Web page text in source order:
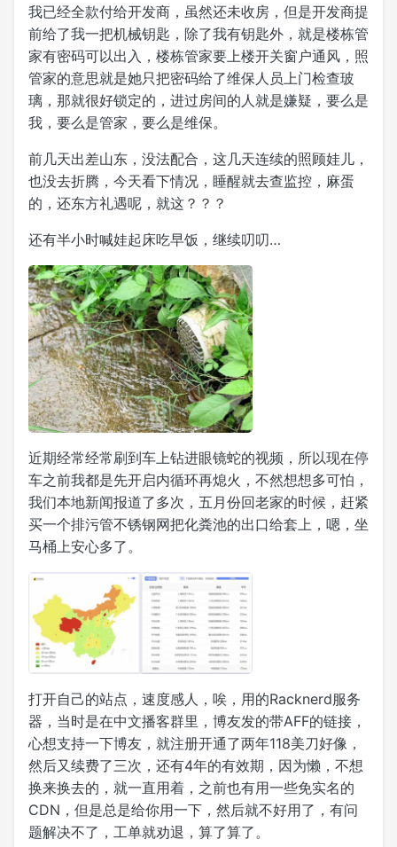
我已经全款付给开发商，虽然还未收房，但是开发商提
前给了我一把机械钥匙，除了我有钥匙外，就是楼栋管
家有密码可以出入，楼栋管家要上楼开关窗户通风，照
管家的意思就是她只把密码给了维保人员上门检查玻
璃，那就很好锁定的，进过房间的人就是嫌疑，要么是
我，要么是管家，要么是维保。
前几天出差山东，没法配合，这几天连续的照顾娃儿，
也没去折腾，今天看下情况，睡醒就去查监控，麻蛋
的，还东方礼遇呢，就这？？？
还有半小时喊娃起床吃早饭，继续叨叨…
近期经常经常刷到车上钻进眼镜蛇的视频，所以现在停
车之前我都是先开启内循环再熄火，不然想想多可怕，
我们本地新闻报道了多次，五月份回老家的时候，赶紧
买一个排污管不锈钢网把化粪池的出口给套上，嗯，坐
马桶上安心多了。
打开自己的站点，速度感人，唉，用的Racknerd服务
器，当时是在中文播客群里，博友发的带AFF的链接，
心想支持一下博友，就注册开通了两年118美刀好像，
然后又续费了三次，还有4年的有效期，因为懒，不想
换来换去的，就一直用着，之前也有用一些免实名的
CDN，但是总是给你用一下，然后就不好用了，有问
题解决不了，工单就劝退，算了算了。